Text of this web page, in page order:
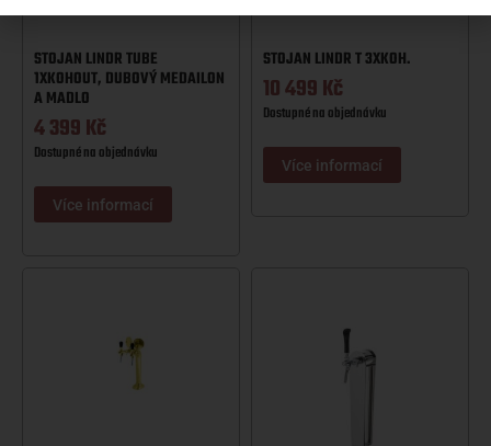
STOJAN LINDR TUBE
1XKOHOUT, DUBOVÝ MEDAILON
A MADLO
4 399Kč
Dostupné na objednávku
Více informací
STOJAN LINDR T 3XKOH.
10 499Kč
Dostupné na objednávku
Více informací